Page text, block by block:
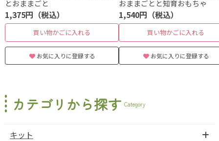
とおままごと
1,375円（税込）
買い物かごに入れる
お気に入りに登録する
おままごとと知育おもちゃ
1,540円（税込）
買い物かごに入れる
お気に入りに登録する
カテゴリから探す Category
キット